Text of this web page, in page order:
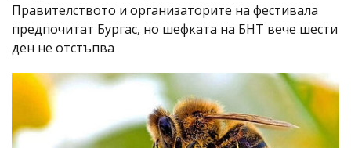
Правителството и организаторите на фестивала
предпочитат Бургас, но шефката на БНТ вече шести
ден не отстъпва